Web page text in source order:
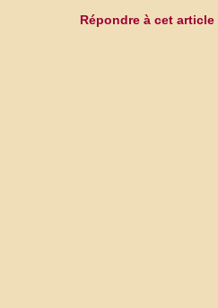
Répondre à cet article